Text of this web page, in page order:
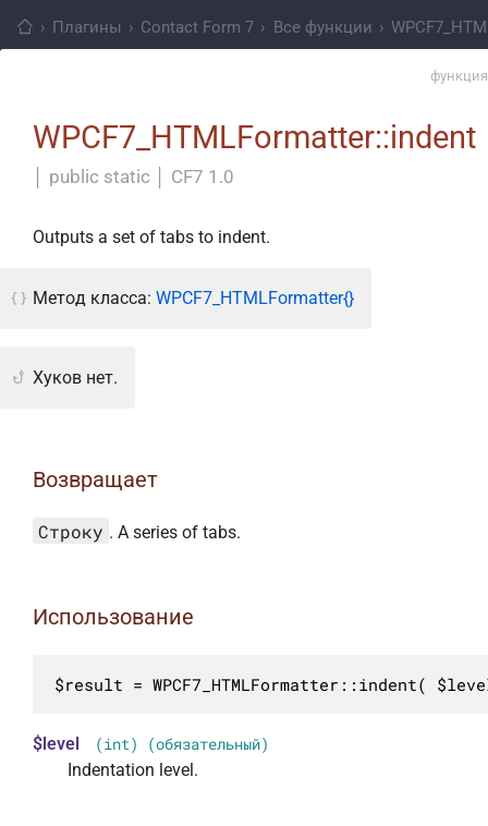
› Плагины › Contact Form 7 › Все функции ›
WPCF7_HTMLFormatter::indent
public static CF7 1.0
Outputs a set of tabs to indent.
Метод класса: WPCF7_HTMLFormatter{}
Хуков нет.
Возвращает
Строку . A series of tabs.
Использование
$result = WPCF7_HTMLFormatter::indent(
$level (int) (обязательный)
Indentation level.